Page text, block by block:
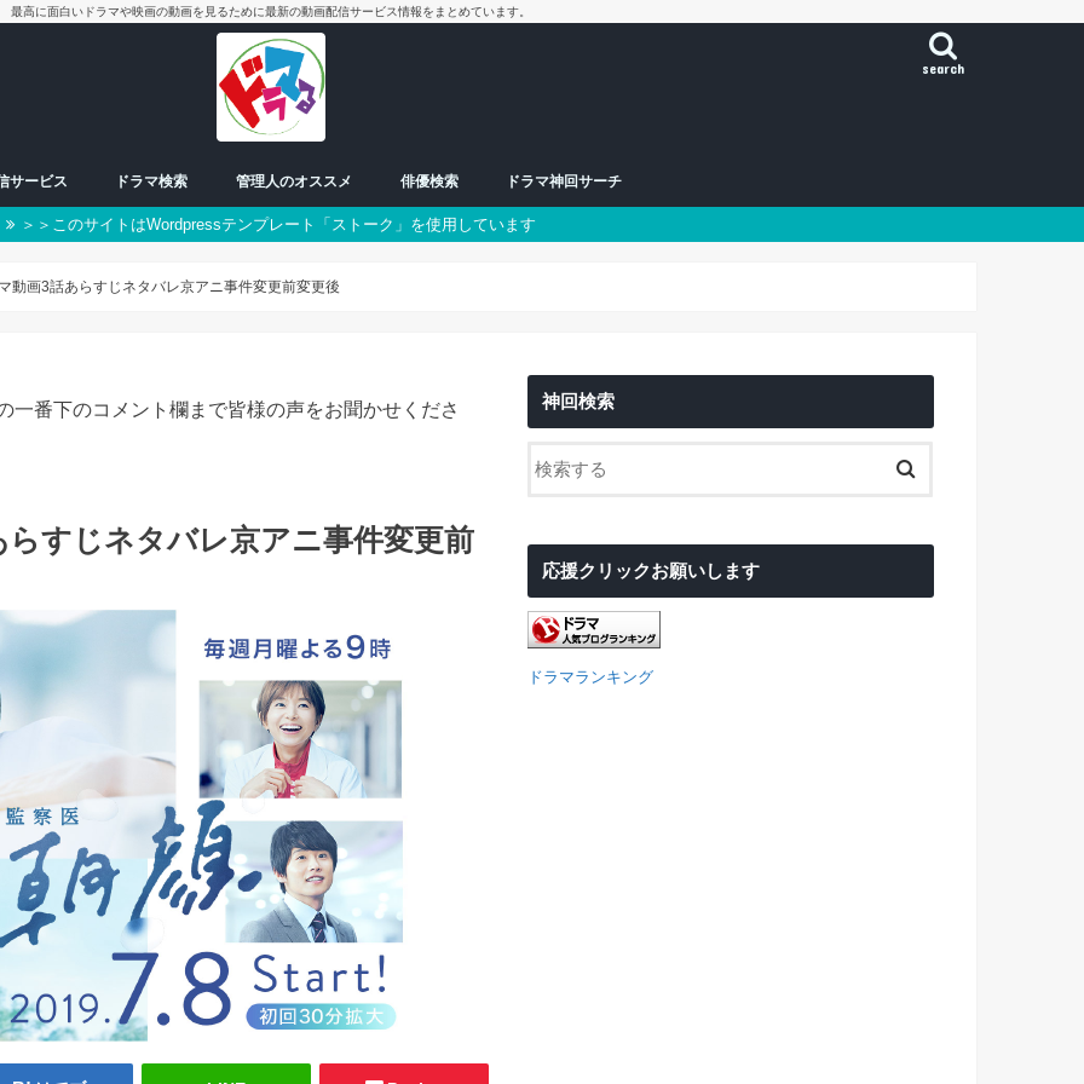
最高に面白いドラマや映画の動画を見るために最新の動画配信サービス情報をまとめています。
search
サービス ドラマ検索
放送中ドラマ
50音別検索
番組一覧表
曜日検索 朝ドラ
日曜日
月曜日
火曜日
水曜日
木曜日
金曜日
土曜日
スペシャル
管理人のオススメ 俳優検索
男優
女優
ドラマ神回サーチ
＞＞このサイトはWordpressテンプレート「ストーク」を使用しています
動画3話あらすじネタバレ京アニ事件変更前変更後
番下のコメント欄まで皆様の声をお聞かせくださ
すじネタバレ京アニ事件変更前
神回検索
応援クリックお願いします
ドラマランキング